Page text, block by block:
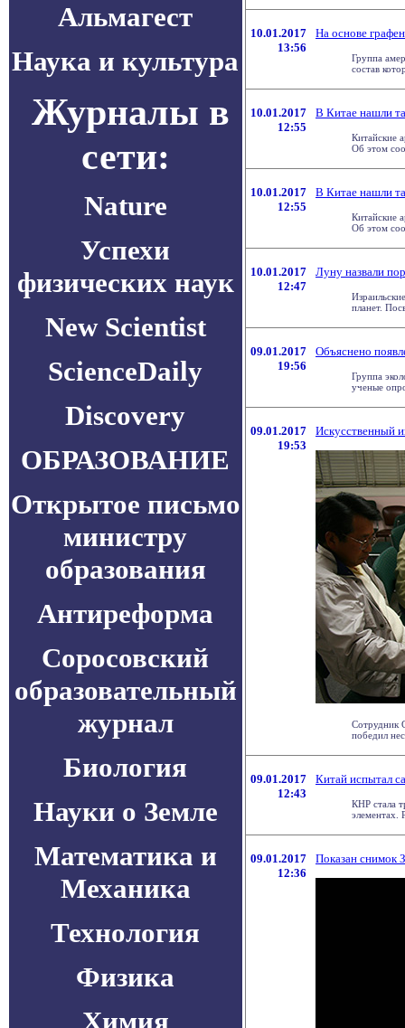
Альмагест
Наука и культура
Журналы в
сети:
Nature
Успехи
физических наук
New Scientist
ScienceDaily
Discovery
ОБРАЗОВАНИЕ
Открытое письмо
министру
образования
Антиреформа
Соросовский
образовательный
журнал
Биология
Науки о Земле
Математика и
Механика
Технология
Физика
Химия
10.01.2017
13:56
На основе
Группа
состав
10.01.2017
12:55
В Китае нашли
Китайские
Об этом
10.01.2017
12:55
В Китае нашли
Китайские
Об этом
10.01.2017
12:47
Луну назвали
планет.
09.01.2017
19:56
Объяснено
Группа
ученые
09.01.2017
19:53
Искусственный
Сотрудник
победил
09.01.2017
12:43
Китай испытал
КНР стала
элементах.
09.01.2017
12:36
Показан снимок